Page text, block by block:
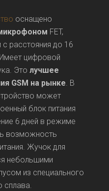
оснащено
FET,
расстояния до 16
цифровой
Этолучшее
GSM на рынке. В
может
блок питания
6 дней в режиме
возможность
Жучок для
небольшими
из специального
сплава.